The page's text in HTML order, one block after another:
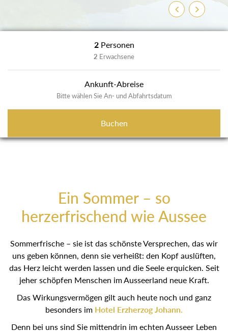
ZurückWeiter
2 Personen
2 Erwachsene
Ankunft-Abreise
Bitte wählen Sie An- und Abfahrtsdatum
Buchen
Ein Sommer – so
herzerfrischend wie Aussee
Sommerfrische – sie ist das schönste Versprechen, das wir
uns geben können, denn sie verheißt: den Kopf auslüften,
das Herz leicht werden lassen und die Seele erquicken. Seit
jeher schöpfen Menschen im Ausseerland neue Kraft.
Das Wirkungsvermögen gilt auch heute noch und ganz
besonders im Hotel Erzherzog Johann.
Denn bei uns sind Sie mittendrin im echten Ausseer Leben